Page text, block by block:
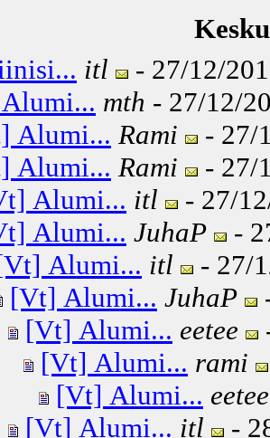
itl
- 27/12/
mth - 27/12/
Alumi... Rami
- 27/
Alumi... Rami
- 27/
Alumi... itl
- 27/
Alumi... JuhaP
-
Alumi... itl
- 27/
[Vt] Alumi... JuhaP
[Vt] Alumi... eetee
[Vt] Alumi... rami
[Vt] Alumi... eetee
[Vt] Alumi... itl
-